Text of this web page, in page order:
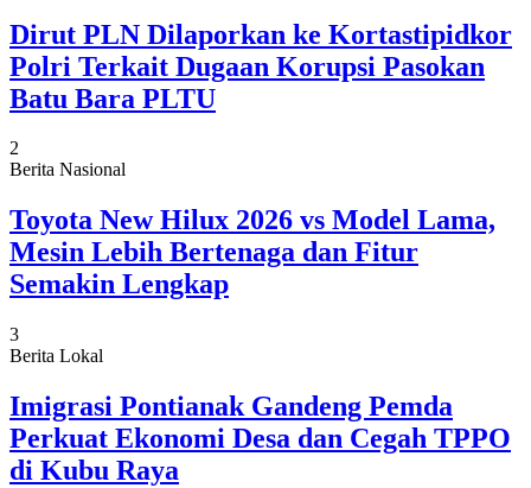
Dirut PLN Dilaporkan ke Kortastipidkor
Polri Terkait Dugaan Korupsi Pasokan
Batu Bara PLTU
2
Berita Nasional
Toyota New Hilux 2026 vs Model Lama,
Mesin Lebih Bertenaga dan Fitur
Semakin Lengkap
3
Berita Lokal
Imigrasi Pontianak Gandeng Pemda
Perkuat Ekonomi Desa dan Cegah TPPO
di Kubu Raya